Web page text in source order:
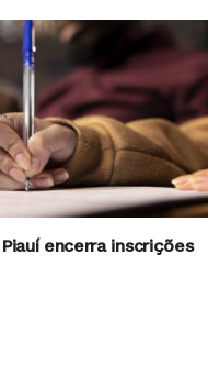
encerra inscrições